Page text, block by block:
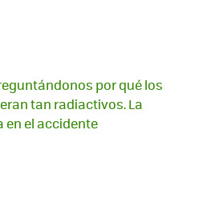
por qué los
tan radiactivos. La
en el accidente